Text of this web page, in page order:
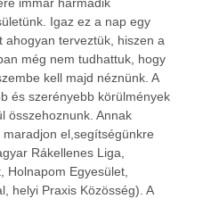
immár harmadik
Igaz ez a nap egy
ahogyan terveztük, hiszen a
még nem tudhattuk, hogy
kell majd néznünk. A
és szerényebb körülmények
összehoznunk. Annak
el,segítségünkre
Rákellenes Liga,
Holnapom Egyesület,
helyi Praxis Közösség). A